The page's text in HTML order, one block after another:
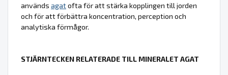
används agatofta för att stärka kopplingen till jorden
och för att förbättra koncentration, perception och
analytiska förmågor.
STJÄRNTECKEN RELATERADE TILL MINERALET AGAT